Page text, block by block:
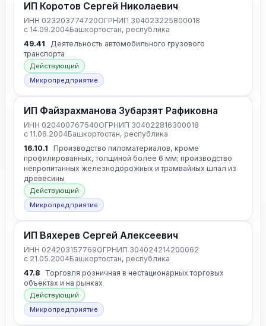
ИП Коротов Сергей Николаевич
ИНН 023203774720ОГРНИП 304023225800018
с 14.09.2004Башкортостан, республика
49.41
Деятельность автомобильного грузового
транспорта
Действующий
Микропредприятие
ИП Файзрахманова Зубарзят Рафиковна
ИНН 020400767540ОГРНИП 304022816300018
с 11.06.2004Башкортостан, республика
16.10.1
Производство пиломатериалов, кроме
профилированных, толщиной более 6 мм; производство
непропитанных железнодорожных и трамвайных шпал из
древесины
Действующий
Микропредприятие
ИП Вяхерев Сергей Алексеевич
ИНН 024203157769ОГРНИП 304024214200062
с 21.05.2004Башкортостан, республика
47.8
Торговля розничная в нестационарных торговых
объектах и на рынках
Действующий
Микропредприятие